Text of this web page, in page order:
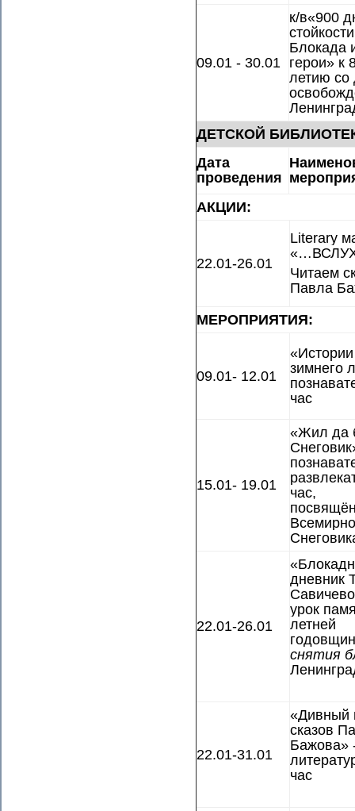
09.01 - 30.01
к/в«900
Блокада
герои» к
летию со
ДЕТСКОЙ
Дата
проведения
АКЦИИ:
22.01-26.01
Literary
Читаем
Павла
МЕРОПРИЯТИЯ:
09.01- 12.01
«Истории
зимнего
час
15.01- 19.01
«Жил да
час,
22.01-26.01
дневник
урок
летней
снятия
22.01-31.01
«Дивный
сказов
Бажова»
час